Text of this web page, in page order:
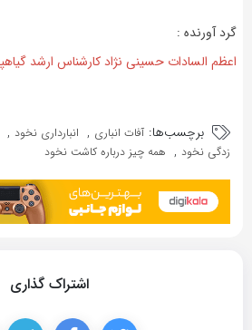
گرد آورنده :
اعظم السادات حسینی نژاد کارشناس ارشد
برچسب‌ها: آفات انباری , انبارداری نخود ,
زدگی نخود , همه چیز درباره کاشت نخود
اشتراک گذاری